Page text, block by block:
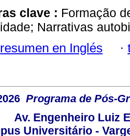
clave : Formação
Narrativas
resumen en Inglés ·
Programa de Pós-
Av. Engenheiro Luiz
Universitário -